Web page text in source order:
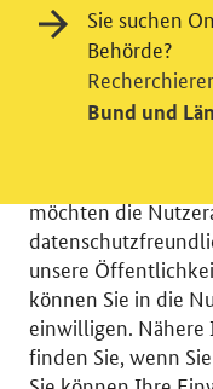
© 2026
RSS
Einwilligung
Videodienst
möchten die
unsere
können Sie in die
einwilligen.
finden Sie, wenn
Sie suchen
Behörde?
Bund und